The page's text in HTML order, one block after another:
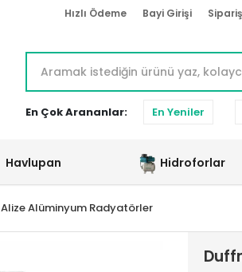
Hızlı Ödeme Bayi Girişi
En Çok Arananlar: En Yeniler
Havlupan Hidroforlar
Alize Alüminyum Radyatörler